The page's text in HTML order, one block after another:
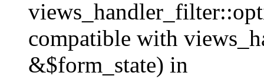
compatible with
&$form_state) in